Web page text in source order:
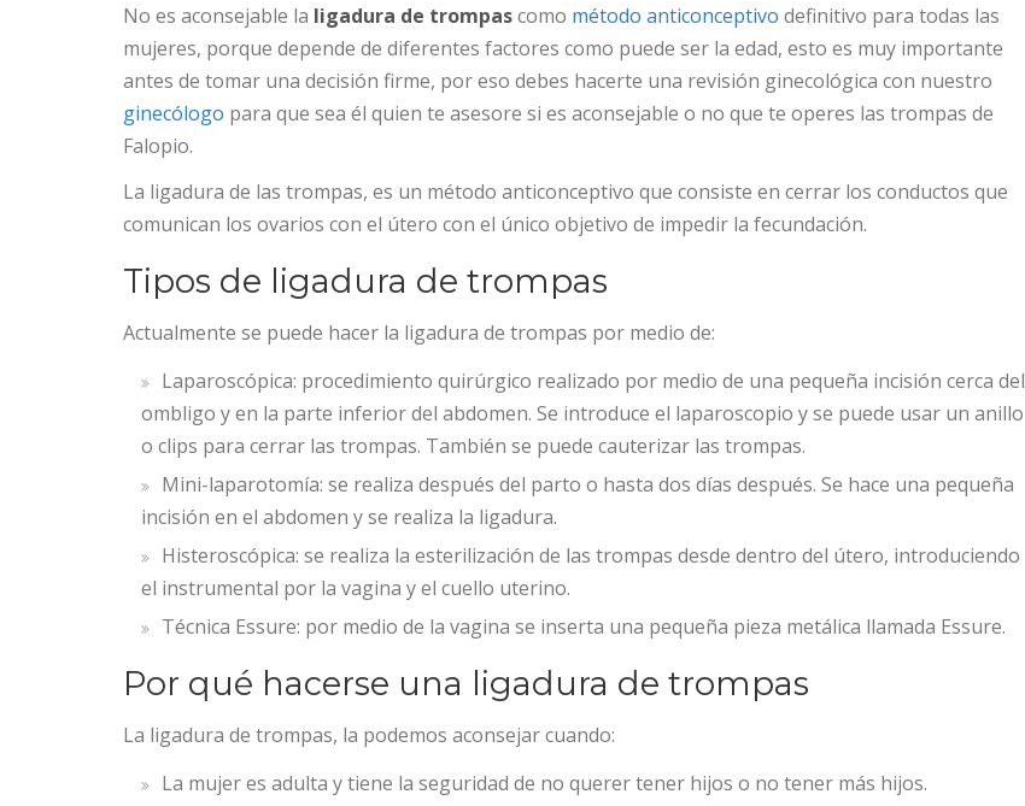
No es aconsejable la ligadura de trompascomo método anticonceptivo definitivo para todas las
mujeres, porque depende de diferentes factores como puede ser la edad, esto es muy importante
antes de tomar una decisión firme, por eso debes hacerte una revisión ginecológica con nuestro
ginecólogo para que sea él quien te asesore si es aconsejable o no que te operes las trompas de
Falopio.
La ligadura de las trompas, es un método anticonceptivo que consiste en cerrar los conductos que
comunican los ovarios con el útero con el único objetivo de impedir la fecundación.
Tipos de ligadura de trompas
Actualmente se puede hacer la ligadura de trompas por medio de:
Laparoscópica: procedimiento quirúrgico realizado por medio de una pequeña incisión cerca del
ombligo y en la parte inferior del abdomen. Se introduce el laparoscopio y se puede usar un anillo
o clips para cerrar las trompas. También se puede cauterizar las trompas.
Mini-laparotomía: se realiza después del parto o hasta dos días después. Se hace una pequeña
incisión en el abdomen y se realiza la ligadura.
Histeroscópica: se realiza la esterilización de las trompas desde dentro del útero, introduciendo
el instrumental por la vagina y el cuello uterino.
Técnica Essure: por medio de la vagina se inserta una pequeña pieza metálica llamada Essure.
Por qué hacerse una ligadura de trompas
La ligadura de trompas, la podemos aconsejar cuando:
La mujer es adulta y tiene la seguridad de no querer tener hijos o no tener más hijos.